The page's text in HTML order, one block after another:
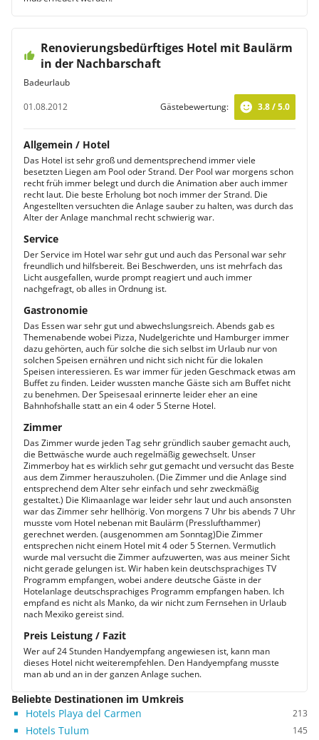
Renovierungsbedürftiges Hotel mit Baulärm
in der Nachbarschaft
Badeurlaub
01.08.2012
Gästebewertung: 3.8 / 5.0
Allgemein / Hotel
Das Hotel ist sehr groß und dementsprechend immer viele
besetzten Liegen am Pool oder Strand. Der Pool war morgens schon
recht früh immer belegt und durch die Animation aber auch immer
recht laut. Die beste Erholung bot noch immer der Strand. Die
Angestellten versuchten die Anlage sauber zu halten, was durch das
Alter der Anlage manchmal recht schwierig war.
Service
Der Service im Hotel war sehr gut und auch das Personal war sehr
freundlich und hilfsbereit. Bei Beschwerden, uns ist mehrfach das
Licht ausgefallen, wurde prompt reagiert und auch immer
nachgefragt, ob alles in Ordnung ist.
Gastronomie
Das Essen war sehr gut und abwechslungsreich. Abends gab es
Themenabende wobei Pizza, Nudelgerichte und Hamburger immer
dazu gehörten, auch für solche die sich selbst im Urlaub nur von
solchen Speisen ernähren und nicht sich nicht für die lokalen
Speisen interessieren. Es war immer für jeden Geschmack etwas am
Buffet zu finden. Leider wussten manche Gäste sich am Buffet nicht
zu benehmen. Der Speisesaal erinnerte leider eher an eine
Bahnhofshalle statt an ein 4 oder 5 Sterne Hotel.
Zimmer
Das Zimmer wurde jeden Tag sehr gründlich sauber gemacht auch,
die Bettwäsche wurde auch regelmäßig gewechselt. Unser
Zimmerboy hat es wirklich sehr gut gemacht und versucht das Beste
aus dem Zimmer herauszuholen. (Die Zimmer und die Anlage sind
entsprechend dem Alter sehr einfach und sehr zweckmäßig
gestaltet.) Die Klimaanlage war leider sehr laut und auch ansonsten
war das Zimmer sehr hellhörig. Von morgens 7 Uhr bis abends 7 Uhr
musste vom Hotel nebenan mit Baulärm (Presslufthammer)
gerechnet werden. (ausgenommen am Sonntag)Die Zimmer
entsprechen nicht einem Hotel mit 4 oder 5 Sternen. Vermutlich
wurde mal versucht die Zimmer aufzuwerten, was aus meiner Sicht
nicht gerade gelungen ist. Wir haben kein deutschsprachiges TV
Programm empfangen, wobei andere deutsche Gäste in der
Hotelanlage deutschsprachiges Programm empfangen haben. Ich
empfand es nicht als Manko, da wir nicht zum Fernsehen in Urlaub
nach Mexiko gereist sind.
Preis Leistung / Fazit
Wer auf 24 Stunden Handyempfang angewiesen ist, kann man
dieses Hotel nicht weiterempfehlen. Den Handyempfang musste
man ab und an in der ganzen Anlage suchen.
Beliebte Destinationen im Umkreis
Hotels Playa del Carmen
213
Hotels Tulum 145